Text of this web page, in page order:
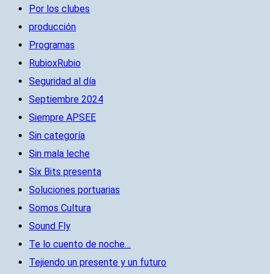
Por los clubes
producción
Programas
RubioxRubio
Seguridad al día
Septiembre 2024
Siempre APSEE
Sin categoría
Sin mala leche
Six Bits presenta
Soluciones portuarias
Somos Cultura
Sound Fly
Te lo cuento de noche…
Tejiendo un presente y un futuro